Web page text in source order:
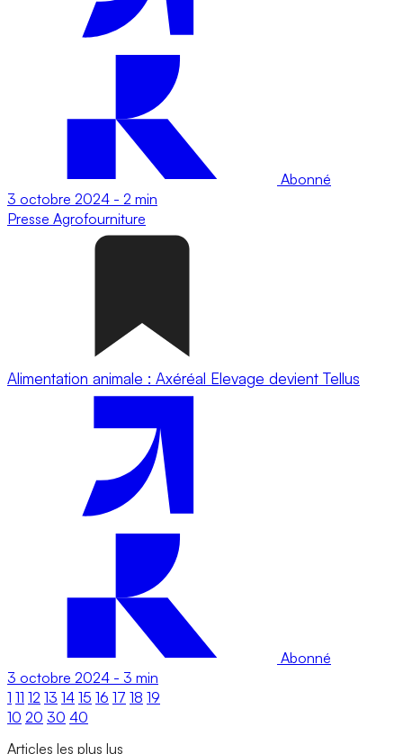
Abonné
3 octobre 2024 - 2 min
Presse Agrofourniture
Alimentation animale : Axéréal Elevage devient Tellus
Abonné
3 octobre 2024 - 3 min
1 11 12 13 14 15 16 17 18 19
10 20 30 40
Articles les plus lus